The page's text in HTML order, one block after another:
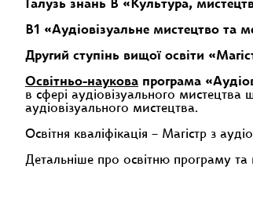
Галузь знань В «Культура,
B1 «Аудіовізуальне мистецтво та
Другий ступінь вищої освіти
Освітньо-наукова програма
в сфері аудіовізуального
аудіовізуального мистецтва.
Освітня кваліфікація – Магістр з
Детальніше про освітню програму